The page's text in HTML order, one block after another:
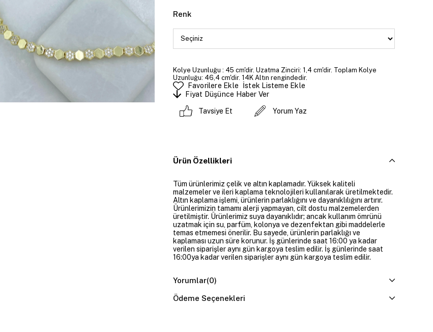
Renk
Kolye Uzunluğu : 45 cm'dir. Uzatma Zinciri: 1,4 cm'dir. Toplam Kolye
Uzunluğu: 46,4 cm'dir. 14K Altın rengindedir.
Favorilere Ekle
İstek Listeme Ekle
Fiyat Düşünce Haber Ver
Tavsiye Et Yorum Yaz
Ürün Özellikleri
Tüm ürünlerimiz çelik ve altın kaplamadır. Yüksek kaliteli
malzemeler ve ileri kaplama teknolojileri kullanılarak üretilmektedir.
Altın kaplama işlemi, ürünlerin parlaklığını ve dayanıklılığını artırır.
Ürünlerimizin tamamı alerji yapmayan, cilt dostu malzemelerden
üretilmiştir. Ürünlerimiz suya dayanıklıdır; ancak kullanım ömrünü
uzatmak için su, parfüm, kolonya ve dezenfektan gibi maddelerle
temas etmemesi önerilir. Bu sayede, ürünlerin parlaklığı ve
kaplaması uzun süre korunur. İş günlerinde saat 16:00 ya kadar
verilen siparişler aynı gün kargoya teslim edilir. İş günlerinde saat
16:00ya kadar verilen siparişler aynı gün kargoya teslim edilir.
Yorumlar(0)
Ödeme Seçenekleri